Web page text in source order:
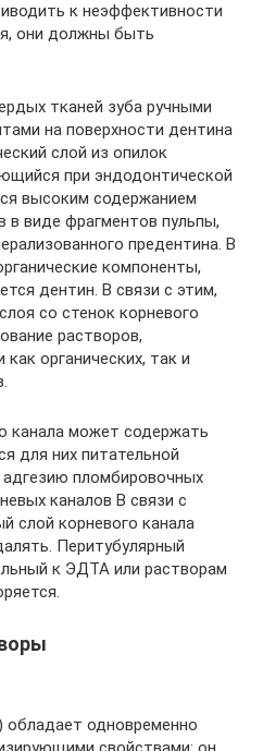
к неэффективности
они должны быть
тканей зуба ручными
на поверхности дентина
слой из опилок
при эндодонтической
высоким содержанием
в виде фрагментов пульпы,
предентина. В
компоненты,
дентин. В связи с этим,
со стенок корневого
растворов,
органических, так и
канала может содержать
для них питательной
пломбировочных
каналов В связи с
слой корневого канала
Перитубулярный
к ЭДТА или растворам
обладает одновременно